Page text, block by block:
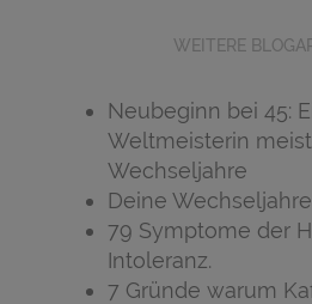
WEITERE
Neubeginn bei 45:
Weltmeisterin
Wechseljahre
Deine
79 Symptome der
Intoleranz.
7 Gründe warum